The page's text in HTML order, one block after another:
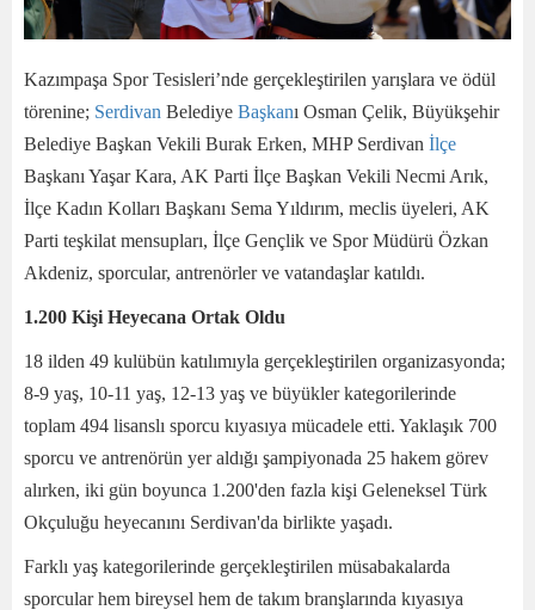
Kazımpaşa Spor Tesisleri’nde gerçekleştirilen yarışlara ve ödül
törenine; Serdivan Belediye Başkanı Osman Çelik, Büyükşehir
Belediye Başkan Vekili Burak Erken, MHP Serdivan İlçe
Başkanı Yaşar Kara, AK Parti İlçe Başkan Vekili Necmi Arık,
İlçe Kadın Kolları Başkanı Sema Yıldırım, meclis üyeleri, AK
Parti teşkilat mensupları, İlçe Gençlik ve Spor Müdürü Özkan
Akdeniz, sporcular, antrenörler ve vatandaşlar katıldı.
1.200 Kişi Heyecana Ortak Oldu
18 ilden 49 kulübün katılımıyla gerçekleştirilen organizasyonda;
8-9 yaş, 10-11 yaş, 12-13 yaş ve büyükler kategorilerinde
toplam 494 lisanslı sporcu kıyasıya mücadele etti. Yaklaşık 700
sporcu ve antrenörün yer aldığı şampiyonada 25 hakem görev
alırken, iki gün boyunca 1.200'den fazla kişi Geleneksel Türk
Okçuluğu heyecanını Serdivan'da birlikte yaşadı.
Farklı yaş kategorilerinde gerçekleştirilen müsabakalarda
sporcular hem bireysel hem de takım branşlarında kıyasıya